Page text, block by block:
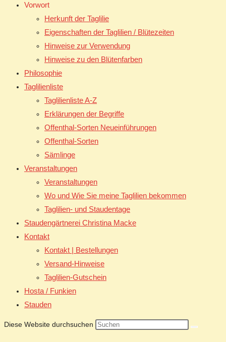
Vorwort
Herkunft der Taglilie
Eigenschaften der Taglilien / Blütezeiten
Hinweise zur Verwendung
Hinweise zu den Blütenfarben
Philosophie
Taglilienliste
Taglilienliste A-Z
Erklärungen der Begriffe
Offenthal-Sorten Neueinführungen
Offenthal-Sorten
Sämlinge
Veranstaltungen
Veranstaltungen
Wo und Wie Sie meine Taglilien bekommen
Taglilien- und Staudentage
Staudengärtnerei Christina Macke
Kontakt
Kontakt | Bestellungen
Versand-Hinweise
Taglilien-Gutschein
Hosta / Funkien
Stauden
Diese Website durchsuchen